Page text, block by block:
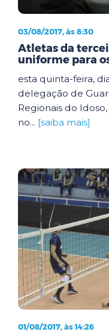
03/08/2017, às 8:30
Atletas da
uniforme para
esta quinta-feira,
delegação de
Regionais do
no... [saiba mais]
01/08/2017, às 14:26